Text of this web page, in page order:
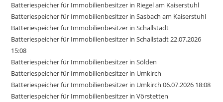
Batteriespeicher für Immobilienbesitzer in Riegel am Kaiserstuhl
Batteriespeicher für Immobilienbesitzer in Sasbach am Kaiserstuhl
Batteriespeicher für Immobilienbesitzer in Schallstadt
Batteriespeicher für Immobilienbesitzer in Schallstadt 22.07.2026
15:08
Batteriespeicher für Immobilienbesitzer in Sölden
Batteriespeicher für Immobilienbesitzer in Umkirch
Batteriespeicher für Immobilienbesitzer in Umkirch 06.07.2026 18:08
Batteriespeicher für Immobilienbesitzer in Vörstetten